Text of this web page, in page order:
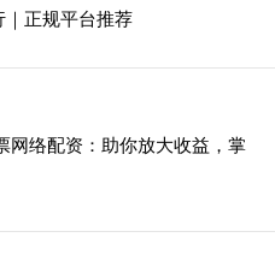
正规平台推荐
网络配资：助你放大收益，掌